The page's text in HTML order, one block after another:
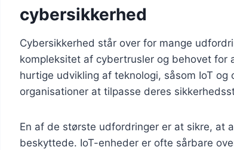
cybersikkerhed
Cybersikkerhed står over for mange
kompleksitet af cybertrusler og behovet
hurtige udvikling af teknologi, såsom IoT
organisationer at tilpasse deres
En af de største udfordringer er at sikre, at
beskyttede. IoT-enheder er ofte sårbare